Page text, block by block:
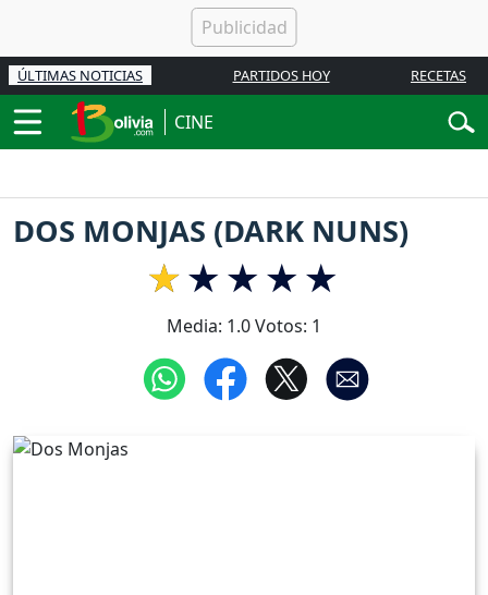
ÚLTIMAS NOTICIAS PARTIDOS HOY RECETAS
CINE
DOS MONJAS (DARK NUNS)
Media: 1.0Votos: 1